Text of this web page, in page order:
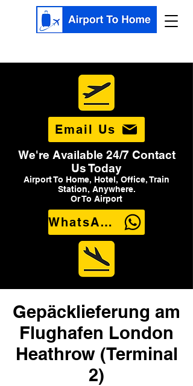
Email Us
We're Available 24/7 Contact
Us Today
Airport To Home, Hotel, Office, Train
Station, Anywhere.
Or To Airport
WhatsApp Us
Gepäcklieferung am
Flughafen London
Heathrow (Terminal
2)